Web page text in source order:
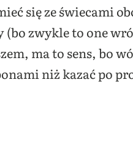
się ze świecami
(bo zwykle to one
ma to sens, bo
niż kazać po